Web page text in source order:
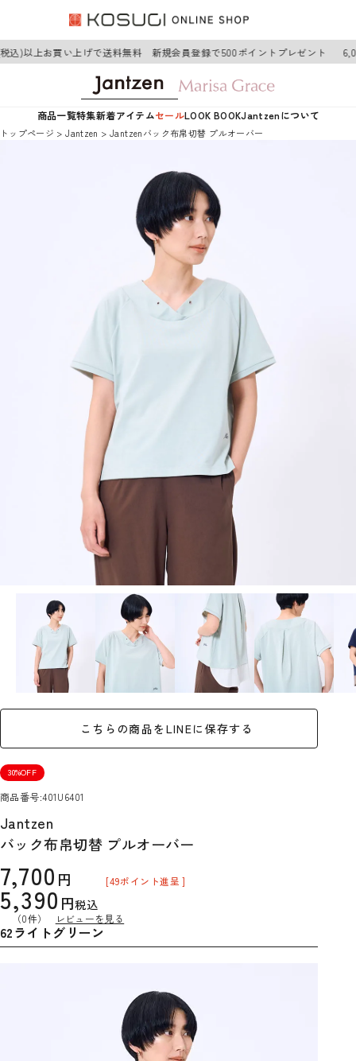
)以上お買い上げで送料無料 新規会員登録で500ポイントプレゼント
商品一覧特集新着アイテムセールLOOK BOOKJantzenについて
トップページ Jantzen Jantzenバック布帛切替 プルオーバー
こちらの商品をLINEに保存する
30%OFF
商品番号 401U6401
Jantzen
バック布帛切替 プルオーバー
7,700
5,390 税込
[49ポイント進呈 ]
（0件） レビューを見る
62ライトグリーン